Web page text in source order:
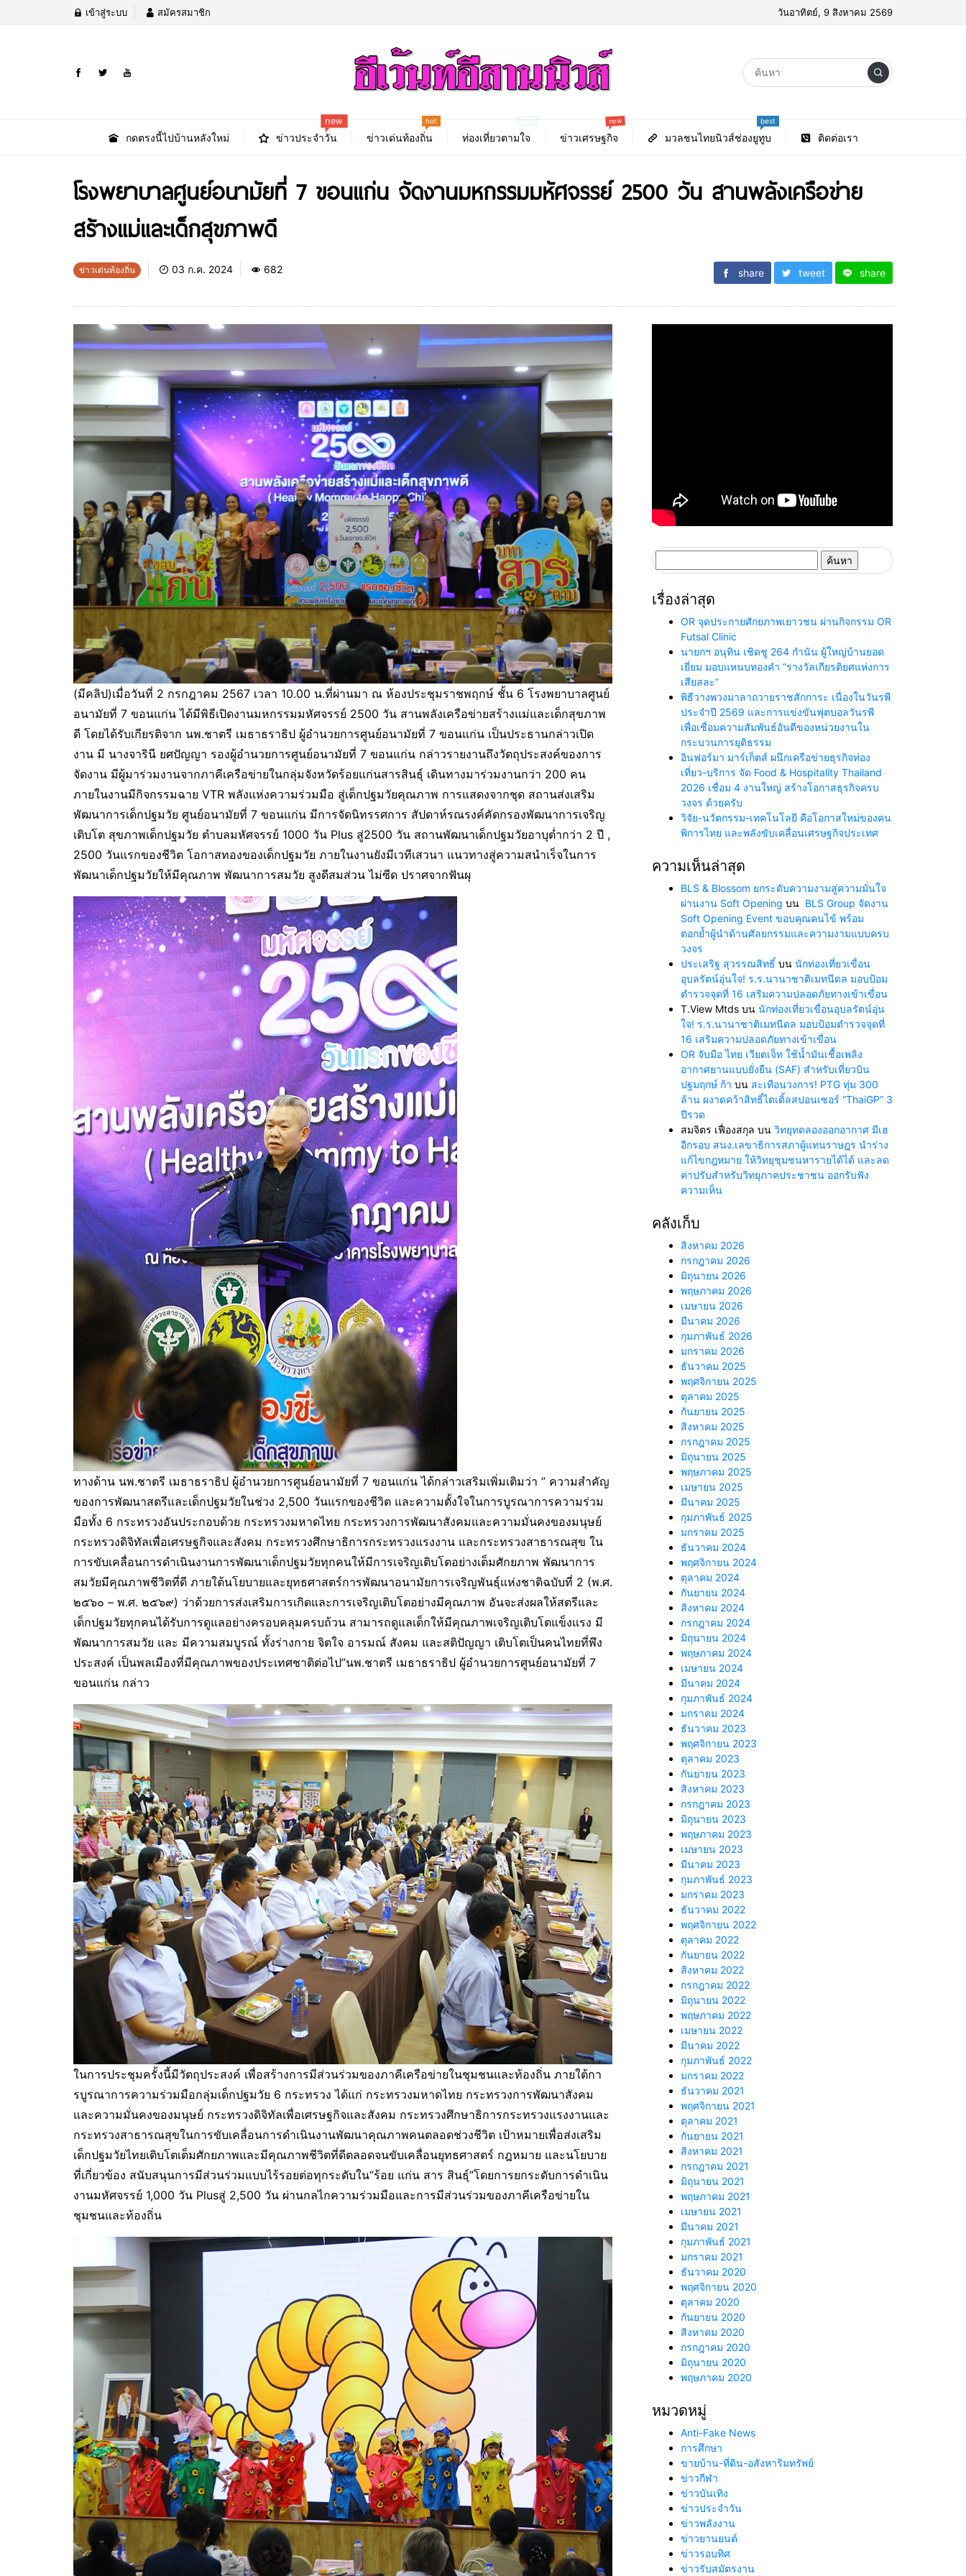
เข้าสู่ระบบ สมัครสมาชิก วันอาทิตย์, 9 สิงหาคม 2569
กดตรงนี้ไปบ้านหลังใหม่ ข่าวประจำวัน
new
ข่าวเด่นท้องถิ่น ท่องเที่ยวตามใจ
best
ข่าวเศรษฐกิจ
new
มวลชนไทยนิวส์ช่องยูทูบ ติดต่อเรา
โรงพยาบาลศูนย์อนามัยที่ 7 ขอนแก่น จัดงานมหกรรมมหัศจรรย์ 2500 วัน สานพลังเครือข่าย
สร้างแม่และเด็กสุขภาพดี
ข่าวเด่นท้องถิ่น 03 ก.ค. 2024 682 share tweet share
(มีคลิป)เมื่อวันที่ 2 กรกฎาคม 2567 เวลา 10.00 น.ที่ผ่านมา ณ ห้องประชุมราชพฤกษ์ ชั้น 6 โรงพยาบาลศูนย์
อนามัยที่ 7 ขอนแก่น ได้มีพิธีเปิดงานมหกรรมมหัศจรรย์ 2500 วัน สานพลังเครือข่ายสร้างแม่และเด็กสุขภาพ
ดี โดยได้รับเกียรติจาก นพ.ชาตรี เมธาธราธิป ผู้อำนวยการศูนย์อนามัยที่ 7 ขอนแก่น เป็นประธานกล่าวเปิด
งาน มี นางจารินี ยศปัญญา รองผู้อำนวยการศูนย์อนามัยที่ 7 ขอนแก่น กล่าวรายงานถึงวัตถุประสงค์ของการ
จัดงาน มีผู้มาร่วมงานจากภาคีเครือข่ายในกลุ่มจังหวัดร้อยแก่นสารสินธุ์ เดินทางมาร่วมงานกว่า 200 คน
ภายในงานมีกิจกรรมฉาย VTR พลังแห่งความร่วมมือ สู่เด็กปฐมวัยคุณภาพ การแสดงจากชุด สถานส่งเสริม
พัฒนาการเด็กปฐมวัย ศูนย์อนามัยที่ 7 ขอนแก่น มีการจัดนิทรรศการ สัปดาห์รณรงค์คัดกรองพัฒนาการเจริญ
เติบโต สุขภาพเด็กปฐมวัย ตำบลมหัศจรรย์ 1000 วัน Plus สู่2500 วัน สถานพัฒนาเด็กปฐมวัยอาบุต่ำกว่า 2 ปี ,
2500 วันแรกของชีวิต โอกาสทองของเด็กปฐมวัย ภายในงานยังมีเวทีเสวนา แนวทางสู่ความสนำเร็จในการ
พัฒนาเด็กปฐมวัยให้มีคุณภาพ พัฒนาการสมวัย สูงดีสมส่วน ไม่ซีด ปราศจากฟันผุ
ทางด้าน นพ.ชาตรี เมธาธราธิป ผู้อำนวยการศูนย์อนามัยที่ 7 ขอนแก่น ได้กล่าวเสริมเพิ่มเติมว่า ” ความสำคัญ
ของการพัฒนาสตรีและเด็กปฐมวัยในช่วง 2,500 วันแรกของชีวิต และความตั้งใจในการบูรณาการความร่วม
มือทั้ง 6 กระทรวงอันประกอบด้วย กระทรวงมหาดไทย กระทรวงการพัฒนาสังคมและความมั่นคงของมนุษย์
กระทรวงดิจิทัลเพื่อเศรษฐกิจและสังคม กระทรวงศึกษาธิการกระทรวงแรงงาน และกระทรวงสาธารณสุข ใน
การขับเคลื่อนการดำเนินงานการพัฒนาเด็กปฐมวัยทุกคนให้มีการเจริญเติบโตอย่างเต็มศักยภาพ พัฒนาการ
สมวัยมีคุณภาพชีวิตที่ดี ภายใต้นโยบายและยุทธศาสตร์การพัฒนาอนามัยการเจริญพันธุ์แห่งชาติฉบับที่ 2 (พ.ศ.
๒๕๖๐ – พ.ศ. ๒๕๖๙) ว่าด้วยการส่งเสริมการเกิดและการเจริญเติบโตอย่างมีคุณภาพ อันจะส่งผลให้สตรีและ
เด็กปฐมวัยทุกคนได้รับการดูแลอย่างครอบคลุมครบถ้วน สามารถดูแลเด็กให้มีคุณภาพเจริญเติบโตแข็งแรง มี
พัฒนาการสมวัย และ มีความสมบูรณ์ ทั้งร่างกาย จิตใจ อารมณ์ สังคม และสติปัญญา เติบโตเป็นคนไทยที่พึง
ประสงค์ เป็นพลเมืองที่มีคุณภาพของประเทศชาติต่อไป”นพ.ชาตรี เมธาธราธิป ผู้อำนวยการศูนย์อนามัยที่ 7
ขอนแก่น กล่าว
ในการประชุมครั้งนี้มีวัตถุประสงค์ เพื่อสร้างการมีส่วนร่วมของภาคีเครือข่ายในชุมชนและท้องถิ่น ภายใต้กา
รบูรณาการความร่วมมือกลุ่มเด็กปฐมวัย 6 กระทรวง ได้แก่ กระทรวงมหาดไทย กระทรวงการพัฒนาสังคม
และความมั่นคงของมนุษย์ กระทรวงดิจิทัลเพื่อเศรษฐกิจและสังคม กระทรวงศึกษาธิการกระทรวงแรงงานและ
กระทรวงสาธารณสุขในการขับเคลื่อนการดำเนินงานพัฒนาคุณภาพคนตลอดช่วงชีวิต เป้าหมายเพื่อส่งเสริม
เด็กปฐมวัยไทยเติบโตเต็มศักยภาพและมีคุณภาพชีวิตที่ดีตลอดจนขับเคลื่อนยุทธศาสตร์ กฎหมาย และนโยบาย
ที่เกี่ยวข้อง สนับสนุนการมีส่วนร่วมแบบไร้รอยต่อทุกระดับใน“ร้อย แก่น สาร สินธุ์”โดยการยกระดับการดำเนิน
งานมหัศจรรย์ 1,000 วัน Plusสู่ 2,500 วัน ผ่านกลไกความร่วมมือและการมีส่วนร่วมของภาคีเครือข่ายใน
ชุมชนและท้องถิ่น
สำหรับ:
เรื่องล่าสุด
OR จุดประกายศักยภาพเยาวชน ผ่านกิจกรรม OR
Futsal Clinic
นายกฯ อนุทิน เชิดชู 264 กำนัน ผู้ใหญ่บ้านยอด
เยี่ยม มอบแหนบทองคำ “รางวัลเกียรติยศแห่งการ
เสียสละ”
พิธีวางพวงมาลาถวายราชสักการะ เนื่องในวันรพี
ประจำปี 2569 และการแข่งขันฟุตบอลวันรพี
เพื่อเชื่อมความสัมพันธ์อันดีของหน่วยงานใน
กระบวนการยุติธรรม
อินฟอร์มา มาร์เก็ตส์ ผนึกเครือข่ายธุรกิจท่อง
เที่ยว-บริการ จัด Food & Hospitality Thailand
2026 เชื่อม 4 งานใหญ่ สร้างโอกาสธุรกิจครบ
วงจร ด้วยครับ
วิจัย-นวัตกรรม-เทคโนโลยี คือโอกาสใหม่ของคน
พิการไทย และพลังขับเคลื่อนเศรษฐกิจประเทศ
ความเห็นล่าสุด
BLS & Blossom ยกระดับความงามสู่ความมั่นใจ
ผ่านงาน Soft Opening บน BLS Group จัดงาน
Soft Opening Event ขอบคุณคนไข้ พร้อม
ตอกย้ำผู้นำด้านศัลยกรรมและความงามแบบครบ
วงจร
ประเสริฐ สุวรรณสิทธิ์ บน นักท่องเที่ยวเขื่อน
อุบลรัตน์อุ่นใจ! ร.ร.นานาชาติเมทนีดล มอบป้อม
ตำรวจจุดที่ 16 เสริมความปลอดภัยทางเข้าเขื่อน
T.View Mtds บน นักท่องเที่ยวเขื่อนอุบลรัตน์อุ่น
ใจ! ร.ร.นานาชาติเมทนีดล มอบป้อมตำรวจจุดที่
16 เสริมความปลอดภัยทางเข้าเขื่อน
OR จับมือ ไทย เวียตเจ็ท ใช้น้ำมันเชื้อเพลิง
อากาศยานแบบยั่งยืน (SAF) สำหรับเที่ยวบิน
ปฐมฤกษ์ ก้า บน สะเทือนวงการ! PTG ทุ่ม 300
ล้าน ผงาดคว้าสิทธิ์ไตเติ้ลสปอนเซอร์ “ThaiGP” 3
ปีรวด
สมจิตร เฟื่องสกุล บน วิทยุทดลองออกอากาศ มีเฮ
อีกรอบ สนง.เลขาธิการสภาผู้แทนราษฎร นำร่าง
แก้ไขกฎหมาย ให้วิทยุชุมชนหารายได้ได้ และลด
ค่าปรับสำหรับวิทยุภาคประชาชน ออกรับฟัง
ความเห็น
คลังเก็บ
สิงหาคม 2026
กรกฎาคม 2026
มิถุนายน 2026
พฤษภาคม 2026
เมษายน 2026
มีนาคม 2026
กุมภาพันธ์ 2026
มกราคม 2026
ธันวาคม 2025
พฤศจิกายน 2025
ตุลาคม 2025
กันยายน 2025
สิงหาคม 2025
กรกฎาคม 2025
มิถุนายน 2025
พฤษภาคม 2025
เมษายน 2025
มีนาคม 2025
กุมภาพันธ์ 2025
มกราคม 2025
ธันวาคม 2024
พฤศจิกายน 2024
ตุลาคม 2024
กันยายน 2024
สิงหาคม 2024
กรกฎาคม 2024
มิถุนายน 2024
พฤษภาคม 2024
เมษายน 2024
มีนาคม 2024
กุมภาพันธ์ 2024
มกราคม 2024
ธันวาคม 2023
พฤศจิกายน 2023
ตุลาคม 2023
กันยายน 2023
สิงหาคม 2023
กรกฎาคม 2023
มิถุนายน 2023
พฤษภาคม 2023
เมษายน 2023
มีนาคม 2023
กุมภาพันธ์ 2023
มกราคม 2023
ธันวาคม 2022
พฤศจิกายน 2022
ตุลาคม 2022
กันยายน 2022
สิงหาคม 2022
กรกฎาคม 2022
มิถุนายน 2022
พฤษภาคม 2022
เมษายน 2022
มีนาคม 2022
กุมภาพันธ์ 2022
มกราคม 2022
ธันวาคม 2021
พฤศจิกายน 2021
ตุลาคม 2021
กันยายน 2021
สิงหาคม 2021
กรกฎาคม 2021
มิถุนายน 2021
พฤษภาคม 2021
เมษายน 2021
มีนาคม 2021
กุมภาพันธ์ 2021
มกราคม 2021
ธันวาคม 2020
พฤศจิกายน 2020
ตุลาคม 2020
กันยายน 2020
สิงหาคม 2020
กรกฎาคม 2020
มิถุนายน 2020
พฤษภาคม 2020
หมวดหมู่
Anti-Fake News
การศึกษา
ขายบ้าน-ที่ดิน-อสังหาริมทรัพย์
ข่าวกีฬา
ข่าวบันเทิง
ข่าวประจำวัน
ข่าวพลังงาน
ข่าวยานยนต์
ข่าวรอบทิศ
ข่าวรับสมัตรงาน